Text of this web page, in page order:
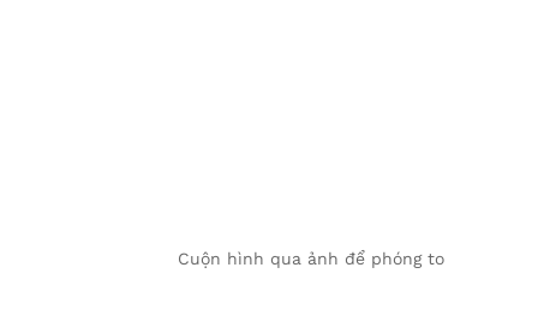
Cuộn hình qua ảnh để phóng to